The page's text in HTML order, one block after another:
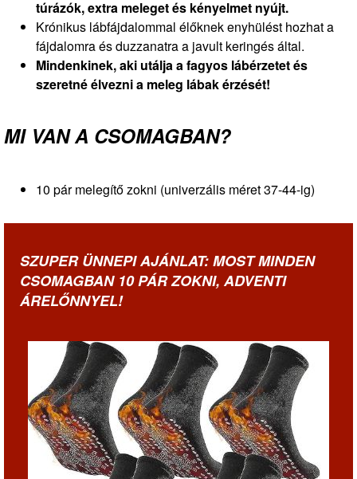
túrázók, extra meleget és kényelmet nyújt.
Krónikus lábfájdalommal élőknek enyhülést hozhat a
fájdalomra és duzzanatra a javult keringés által.
Mindenkinek, aki utálja a fagyos lábérzetet és
szeretné élvezni a meleg lábak érzését!
MI VAN A CSOMAGBAN?
10 pár melegítő zokni (univerzális méret 37-44-ig)
SZUPER ÜNNEPI AJÁNLAT: MOST MINDEN
CSOMAGBAN 10 PÁR ZOKNI, ADVENTI
ÁRELŐNNYEL!